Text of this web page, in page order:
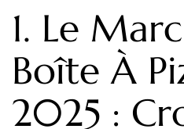
1. Le
Boîte À
2025 :